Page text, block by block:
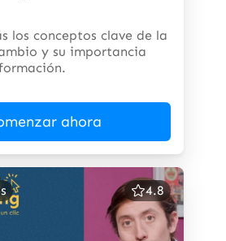
los conceptos clave de la
y su importancia
ahora
4.8